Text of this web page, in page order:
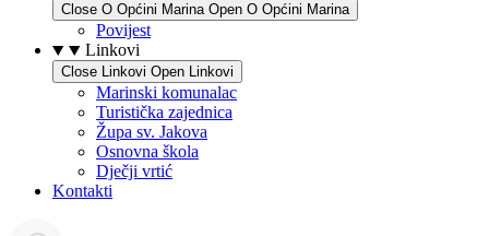
Close O Općini Marina Open O Općini Marina
Povijest
Linkovi
Close Linkovi Open Linkovi
Marinski komunalac
Turistička zajednica
Župa sv. Jakova
Osnovna škola
Dječji vrtić
Kontakti